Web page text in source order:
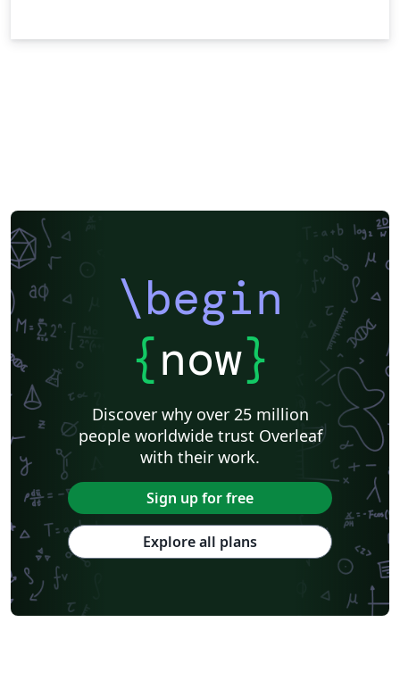
\begin
{now}
Discover why over 25 million
people worldwide trust Overleaf
with their work.
Sign up for free
Explore all plans